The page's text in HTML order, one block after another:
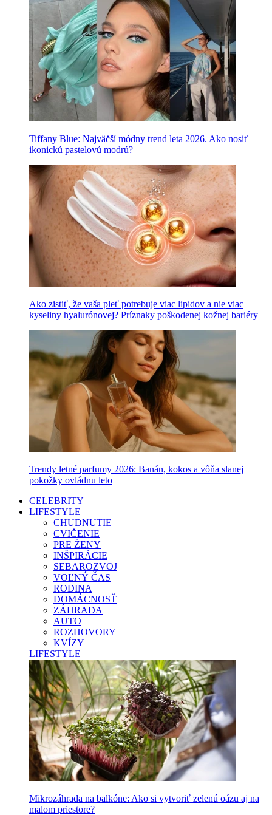
Tiffany Blue: Najväčší módny trend leta 2026. Ako nosiť
ikonickú pastelovú modrú?
Ako zistiť, že vaša pleť potrebuje viac lipidov a nie viac
kyseliny hyalurónovej? Príznaky poškodenej kožnej bariéry
Trendy letné parfumy 2026: Banán, kokos a vôňa slanej
pokožky ovládnu leto
CELEBRITY
LIFESTYLE
CHUDNUTIE
CVIČENIE
PRE ŽENY
INŠPIRÁCIE
SEBAROZVOJ
VOĽNÝ ČAS
RODINA
DOMÁCNOSŤ
ZÁHRADA
AUTO
ROZHOVORY
KVÍZY
LIFESTYLE
Mikrozáhrada na balkóne: Ako si vytvoriť zelenú oázu aj na
malom priestore?